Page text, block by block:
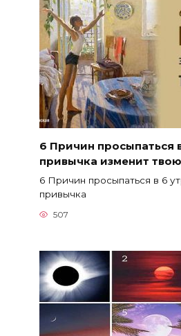
6 Причин просыпаться
привычка изменит
6 Причин просыпаться в 6
привычка
507